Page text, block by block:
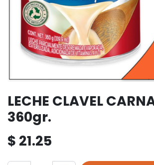
LECHE CLAVEL
360gr.
$ 21.25